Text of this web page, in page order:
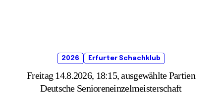
2026 Erfurter Schachklub
Freitag 14.8.2026, 18:15, ausgewählte Partien
Deutsche Senioreneinzelmeisterschaft